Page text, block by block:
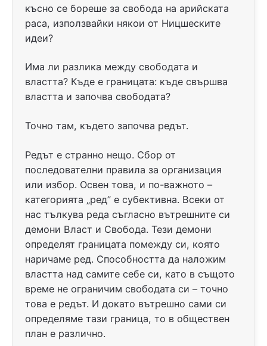
късно се бореше за свобода на арийската
раса, използвайки някои от Ницшеските
идеи?
Има ли разлика между свободата и
властта? Къде е границата: къде свършва
властта и започва свободата?
Точно там, където започва редът.
Редът е странно нещо. Сбор от
последователни правила за организация
или избор. Освен това, и по-важното –
категорията „ред” е субективна. Всеки от
нас тълкува реда съгласно вътрешните си
демони Власт и Свобода. Тези демони
определят границата помежду си, която
наричаме ред. Способността да наложим
властта над самите себе си, като в същото
време не ограничим свободата си – точно
това е редът. И докато вътрешно сами си
определяме тази граница, то в обществен
план е различно.